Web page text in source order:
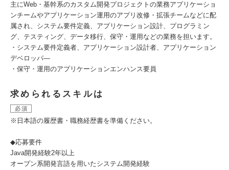
主にWeb・基幹系のカスタム開発プロジェクトの業務アプリケーショ
ンチームやアプリケーション運用のアプリ改修・拡張チームなどに配
属され、システム要件定義、アプリケーション設計、プログラミン
グ、テスティング、データ移行、保守・運用などの業務を担います。
・システム要件定義者、アプリケーション設計者、アプリケーション
デベロッパ―
・保守・運用のアプリケーションエンハンス要員
求められるスキルは
必須
※日本語の履歴書・職務経歴書を準備ください。
◆応募要件
Java開発経験2年以上
オープン系開発言語を用いたシステム開発経験